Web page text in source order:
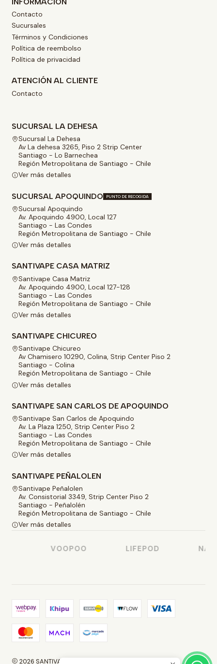
Contacto
Sucursales
Términos y Condiciones
Política de reembolso
Política de privacidad
ATENCIÓN AL CLIENTE
Contacto
SUCURSAL LA DEHESA
Sucursal La Dehesa
Av La dehesa 3265, Piso 2 Strip Center
Santiago - Lo Barnechea
Región Metropolitana de Santiago - Chile
Ver más detalles
SUCURSAL APOQUINDO PUNTO DE RECOGIDA
Sucursal Apoquindo
Av. Apoquindo 4900, Local 127
Santiago - Las Condes
Región Metropolitana de Santiago - Chile
Ver más detalles
SANTIVAPE CASA MATRIZ
Santivape Casa Matriz
Av. Apoquindo 4900, Local 127-128
Santiago - Las Condes
Región Metropolitana de Santiago - Chile
Ver más detalles
SANTIVAPE CHICUREO
Santivape Chicureo
Av Chamisero 10290, Colina, Strip Center Piso 2
Santiago - Colina
Región Metropolitana de Santiago - Chile
Ver más detalles
SANTIVAPE SAN CARLOS DE APOQUINDO
Santivape San Carlos de Apoquindo
Av. La Plaza 1250, Strip Center Piso 2
Santiago - Las Condes
Región Metropolitana de Santiago - Chile
Ver más detalles
SANTIVAPE PEÑALOLEN
Santivape Peñalolen
Av. Consistorial 3349, Strip Center Piso 2
Santiago - Peñalolén
Región Metropolitana de Santiago - Chile
Ver más detalles
VOOPOO LIFEPOD
2026 SANTIVAPE.